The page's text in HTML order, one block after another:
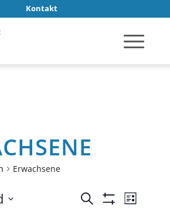
Kontakt
Erwachsene
Suche Liste